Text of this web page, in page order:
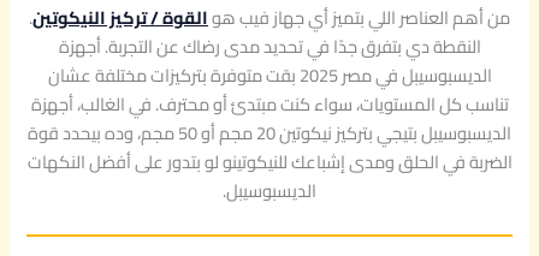
من أهم العناصر اللي بتميز أي جهاز فيب هوالقوة / تركيز النيكوتين.
النقطة دي بتفرق جدًا في تحديد مدى رضاك عن التجربة. أجهزة
الديسبوسيبل في مصر 2025 بقت متوفرة بتركيزات مختلفة عشان
تناسب كل المستويات، سواء كنت مبتدئ أو محترف. في الغالب، أجهزة
الديسبوسيبل بتيجي بتركيز نيكوتين 20 مجم أو 50 مجم، وده بيحدد قوة
الضربة في الحلق ومدى إشباعك للنيكوتينو لو بتدور على أفضل النكهات
الديسبوسيبل.